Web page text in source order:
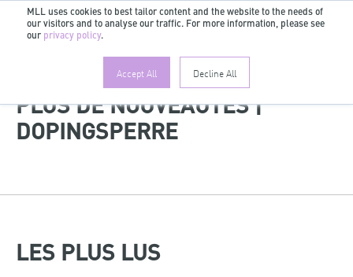
MLL uses cookies to best tailor content and the website to the needs of
our visitors and to analyse our traffic. For more information, please see
our privacy policy.
Accept All Decline All
FR
PLUS DE NOUVEAUTÉS |
DOPINGSPERRE
LES PLUS LUS